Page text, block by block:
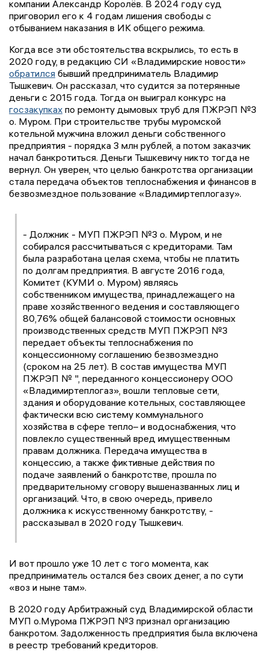
компании Александр Королёв. В 2024 году суд
приговорил его к 4 годам лишения свободы с
отбыванием наказания в ИК общего режима.
Когда все эти обстоятельства вскрылись, то есть в
2020 году, в редакцию СИ «Владимирские новости»
обратился бывший предприниматель Владимир
Тышкевич. Он рассказал, что судится за потерянные
деньги с 2015 года. Тогда он выиграл конкурс на
госзакупках по ремонту дымовых труб для ПЖРЭП №3
о. Муром. При строительстве трубы муромской
котельной мужчина вложил деньги собственного
предприятия - порядка 3 млн рублей, а потом заказчик
начал банкротиться. Деньги Тышкевичу никто тогда не
вернул. Он уверен, что целью банкротства организации
стала передача объектов теплоснабжения и финансов в
безвозмездное пользование «Владимиртеплогазу».
- Должник - МУП ПЖРЭП №3 о. Муром, и не
собирался рассчитываться с кредиторами. Там
была разработана целая схема, чтобы не платить
по долгам предприятия. В августе 2016 года,
Комитет (КУМИ о. Муром) являясь
собственником имущества, принадлежащего на
праве хозяйственного ведения и составляющего
80,76% общей балансовой стоимости основных
производственных средств МУП ПЖРЭП №3
передает объекты теплоснабжения по
концессионному соглашению безвозмездно
(сроком на 25 лет). В состав имущества МУП
ПЖРЭП № ", переданного концессионеру ООО
«Владимиртеплогаз», вошли тепловые сети,
здания и оборудование котельных, составляющее
фактически всю систему коммунального
хозяйства в сфере тепло– и водоснабжения, что
повлекло существенный вред имущественным
правам должника. Передача имущества в
концессию, а также фиктивные действия по
подаче заявлений о банкротстве, прошла по
предварительному сговору вышеназванных лиц и
организаций. Что, в свою очередь, привело
должника к искусственному банкротству, -
рассказывал в 2020 году Тышкевич.
И вот прошло уже 10 лет с того момента, как
предприниматель остался без своих денег, а по сути
«воз и ныне там».
В 2020 году Арбитражный суд Владимирской области
МУП о.Мурома ПЖРЭП №3 признал организацию
банкротом. Задолженность предприятия была включена
в реестр требований кредиторов.